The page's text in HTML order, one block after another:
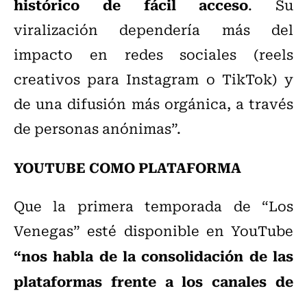
histórico de fácil acceso. Su
viralización dependería más del
impacto en redes sociales (reels
creativos para Instagram o TikTok) y
de una difusión más orgánica, a través
de personas anónimas”.
YOUTUBE COMO PLATAFORMA
Que la primera temporada de “Los
Venegas” esté disponible en YouTube
“nos habla de la consolidación de las
plataformas frente a los canales de